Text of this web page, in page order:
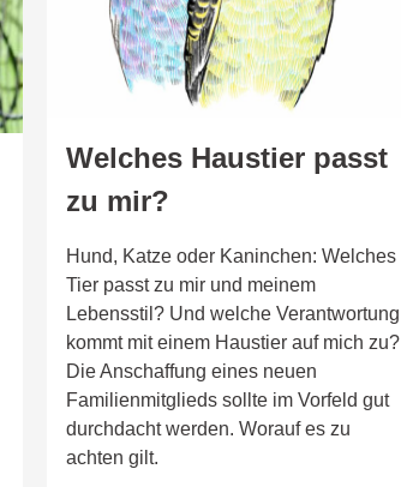
Welches Haustier passt
zu mir?
Hund, Katze oder Kaninchen: Welches
Tier passt zu mir und meinem
Lebensstil? Und welche Verantwortung
kommt mit einem Haustier auf mich zu?
Die Anschaffung eines neuen
Familienmitglieds sollte im Vorfeld gut
durchdacht werden. Worauf es zu
achten gilt.